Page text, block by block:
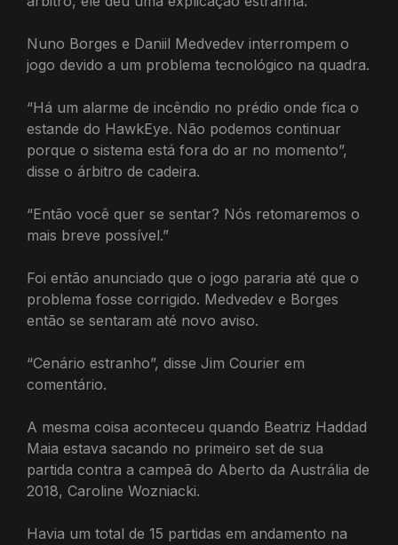
Nuno Borges e Daniil Medvedev interrompem o
jogo devido a um problema tecnológico na quadra.
“Há um alarme de incêndio no prédio onde fica o
estande do HawkEye. Não podemos continuar
porque o sistema está fora do ar no momento”,
disse o árbitro de cadeira.
“Então você quer se sentar? Nós retomaremos o
mais breve possível.”
Foi então anunciado que o jogo pararia até que o
problema fosse corrigido. Medvedev e Borges
então se sentaram até novo aviso.
“Cenário estranho”, disse Jim Courier em
comentário.
A mesma coisa aconteceu quando Beatriz Haddad
Maia estava sacando no primeiro set de sua
partida contra a campeã do Aberto da Austrália de
2018, Caroline Wozniacki.
Havia um total de 15 partidas em andamento na